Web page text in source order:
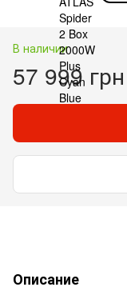
В наличии
57 999 грн
Описание